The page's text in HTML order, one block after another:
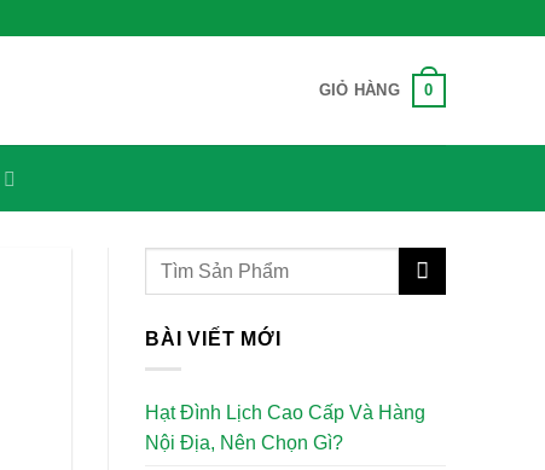
GIỎ HÀNG 0
BÀI VIẾT MỚI
Hạt Đình Lịch Cao Cấp Và Hàng
Nội Địa, Nên Chọn Gì?